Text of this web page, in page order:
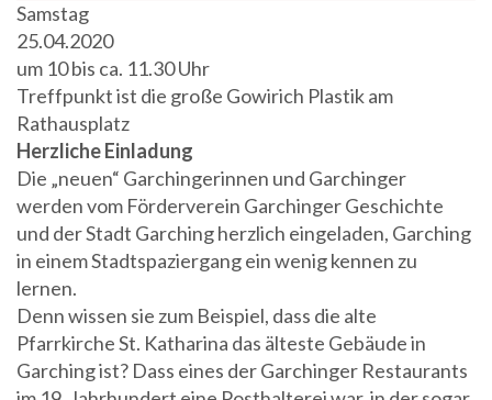
Samstag
25.04.2020
um 10 bis ca. 11.30 Uhr
Treffpunkt ist die große Gowirich Plastik am
Rathausplatz
Herzliche Einladung
Die „neuen“ Garchingerinnen und Garchinger
werden vom Förderverein Garchinger Geschichte
und der Stadt Garching herzlich eingeladen, Garching
in einem Stadtspaziergang ein wenig kennen zu
lernen.
Denn wissen sie zum Beispiel, dass die alte
Pfarrkirche St. Katharina das älteste Gebäude in
Garching ist? Dass eines der Garchinger Restaurants